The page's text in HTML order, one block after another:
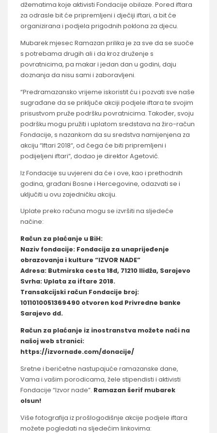
džematima koje aktivisti Fondacije obilaze. Pored iftara
za odrasle bit će pripremljeni i dječiji iftari, a bit će
organizirana i podjela prigodnih poklona za djecu.
Mubarek mjesec Ramazan prilika je za sve da se suoče
s potrebama drugih ali i da kroz druženje s
povratnicima, pa makar i jedan dan u godini, daju
doznanja da nisu sami i zaboravljeni.
“Predramazansko vrijeme iskoristit ću i pozvati sve naše
sugrađane da se priključe akciji podjele iftara te svojim
prisustvom pruže podršku povratnicima. Također, svoju
podršku mogu pružiti i uplatom sredstava na žiro-račun
Fondacije, s nazankom da su sredstva namijenjena za
akciju “Iftari 2018“, od čega će biti pripremljeni i
podijeljeni iftari“, dodao je direktor Agetović.
Iz Fondacije su uvjereni da će i ove, kao i prethodnih
godina, građani Bosne i Hercegovine, odazvati se i
uključiti u ovu zajedničku akciju.
Uplate preko računa mogu se izvršiti na sljedeće
načine:
Račun za plaćanje u BiH:
Naziv fondacije: Fondacija za unaprijeđenje
obrazovanja i kulture “IZVOR NADE”
Adresa: Butmirska cesta 18d, 71210 Ilidža, Sarajevo
Svrha: Uplata za iftare 2018.
Transakcijski račun Fondacije broj:
1011010051369490 otvoren kod Privredne banke
Sarajevo dd.
Račun za plaćanje iz inostranstva možete naći na
našoj web stranici:
https://izvornade.com/donacije/
Sretne i berićetne nastupajuće ramazanske dane,
Vama i vašim porodicama, žele stipendisti i aktivisti
Fondacije “Izvor nade”. Ramazan šerif mubarek
olsun!
Više fotografija iz prošlogodišnje akcije podjele iftara
možete pogledati na sljedećim linkovima: